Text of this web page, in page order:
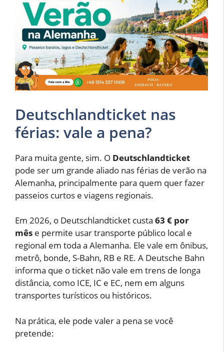
Deutschlandticket nas
férias: vale a pena?
Para muita gente, sim. O Deutschlandticket
pode ser um grande aliado nas férias de verão na
Alemanha, principalmente para quem quer fazer
passeios curtos e viagens regionais.
Em 2026, o Deutschlandticket custa 63 € por
mês e permite usar transporte público local e
regional em toda a Alemanha. Ele vale em ônibus,
metrô, bonde, S-Bahn, RB e RE. A Deutsche Bahn
informa que o ticket não vale em trens de longa
distância, como ICE, IC e EC, nem em alguns
transportes turísticos ou históricos.
Na prática, ele pode valer a pena se você
pretende: